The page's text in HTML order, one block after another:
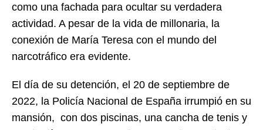
como una fachada para ocultar su verdadera
actividad. A pesar de la vida de millonaria, la
conexión de María Teresa con el mundo del
narcotráfico era evidente.
El día de su detención, el 20 de septiembre de
2022, la Policía Nacional de España irrumpió en su
mansión, con dos piscinas, una cancha de tenis y